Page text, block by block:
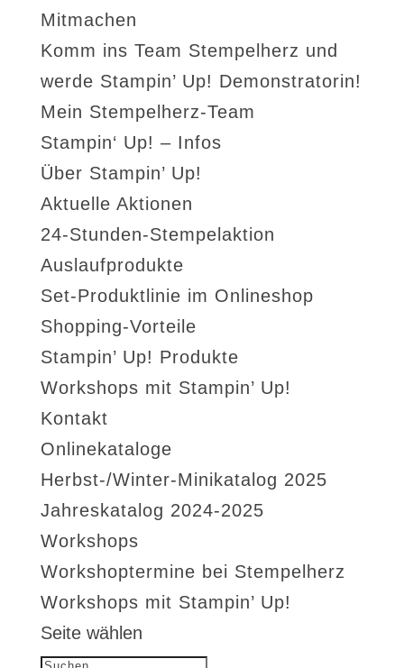
Mitmachen
Komm ins Team Stempelherz und
werde Stampin’ Up! Demonstratorin!
Mein Stempelherz-Team
Stampin‘ Up! – Infos
Über Stampin’ Up!
Aktuelle Aktionen
24-Stunden-Stempelaktion
Auslaufprodukte
Set-Produktlinie im Onlineshop
Shopping-Vorteile
Stampin’ Up! Produkte
Workshops mit Stampin’ Up!
Kontakt
Onlinekataloge
Herbst-/Winter-Minikatalog 2025
Jahreskatalog 2024-2025
Workshops
Workshoptermine bei Stempelherz
Workshops mit Stampin’ Up!
Seite wählen